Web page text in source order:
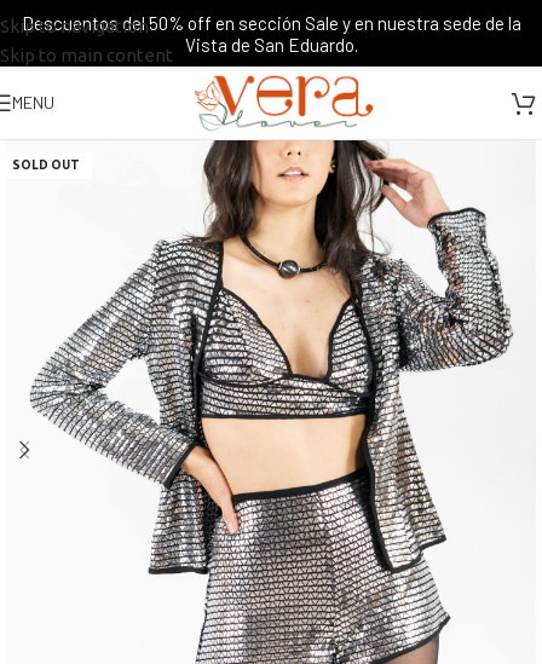
Skip to navigation
Skip to main content
Descuentos del 50% off en sección Sale y en nuestra sede de la
Vista de San Eduardo.
MENU
SOLD OUT